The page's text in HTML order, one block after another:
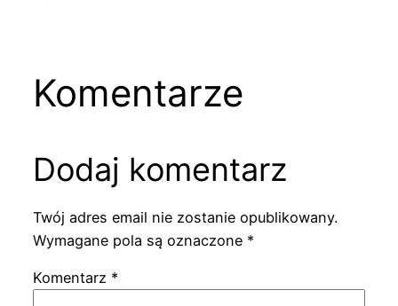
Komentarze
Dodaj komentarz
Twój adres email nie zostanie opublikowany.
Wymagane pola są oznaczone *
Komentarz *